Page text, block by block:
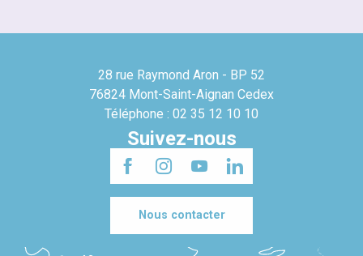
28 rue Raymond Aron - BP 52
76824 Mont-Saint-Aignan Cedex
Téléphone : 02 35 12 10 10
Suivez-nous
Nous contacter